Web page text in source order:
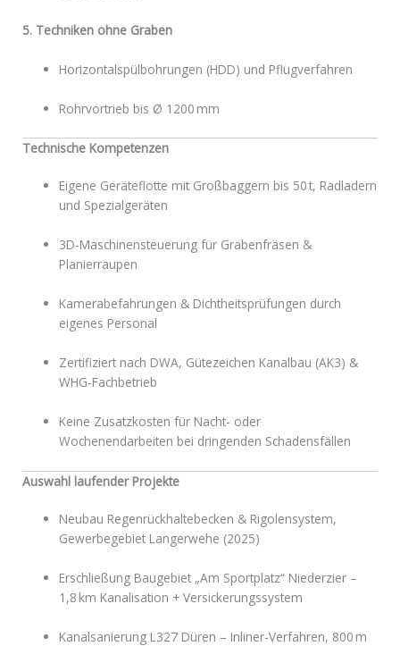
5. Techniken ohne Graben
Horizontalspülbohrungen (HDD) und Pflugverfahren
Rohrvortrieb bis Ø 1200 mm
Technische Kompetenzen
Eigene Geräteflotte mit Großbaggern bis 50 t, Radladern
und Spezialgeräten
3D-Maschinensteuerung für Grabenfräsen &
Planierraupen
Kamerabefahrungen & Dichtheitsprüfungen durch
eigenes Personal
Zertifiziert nach DWA, Gütezeichen Kanalbau (AK3) &
WHG-Fachbetrieb
Keine Zusatzkosten für Nacht- oder
Wochenendarbeiten bei dringenden Schadensfällen
Auswahl laufender Projekte
Neubau Regenrückhaltebecken & Rigolensystem,
Gewerbegebiet Langerwehe (2025)
Erschließung Baugebiet „Am Sportplatz“ Niederzier –
1,8 km Kanalisation + Versickerungssystem
Kanalsanierung L327 Düren – Inliner-Verfahren, 800 m